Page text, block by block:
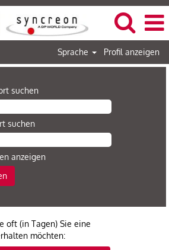
Sprache Profil anzeigen
suchen
suchen
anzeigen
oft (in Tagen) Sie eine
möchten: